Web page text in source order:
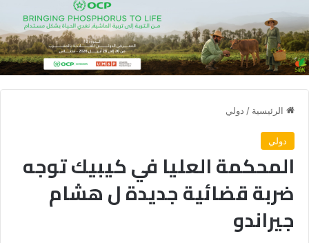
الرئيسية / دولي
دولي
المحكمة العليا في كيبيك توجه
ضربة قضائية جديدة ل هشام
جيراندو